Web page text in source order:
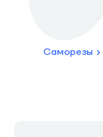
Саморезы